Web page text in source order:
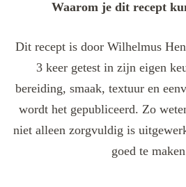
Waarom je dit recept
Dit recept is door Wilhelmus
3 keer getest in zijn eigen
bereiding, smaak, textuur en
wordt het gepubliceerd. Zo
niet alleen zorgvuldig is
goed te